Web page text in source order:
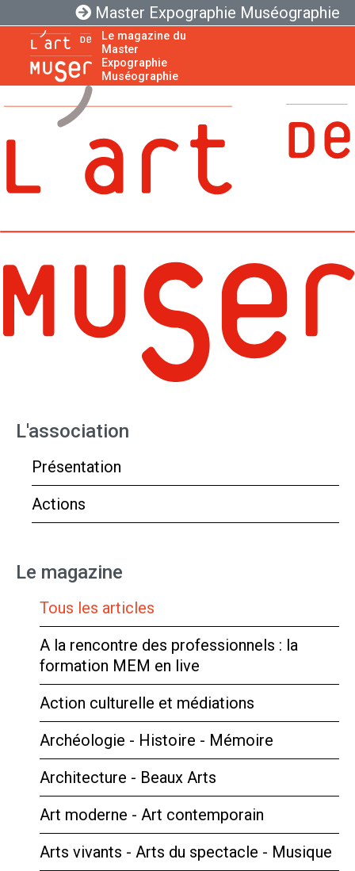
Master Expographie Muséographie
Le magazine du
Master
Expographie
Muséographie
L'association
Présentation
Actions
Le magazine
Tous les articles
A la rencontre des professionnels : la
formation MEM en live
Action culturelle et médiations
Archéologie - Histoire - Mémoire
Architecture - Beaux Arts
Art moderne - Art contemporain
Arts vivants - Arts du spectacle - Musique